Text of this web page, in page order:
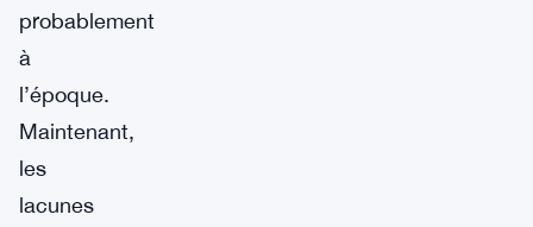
probablement
à
l’époque.
Maintenant,
les
lacunes